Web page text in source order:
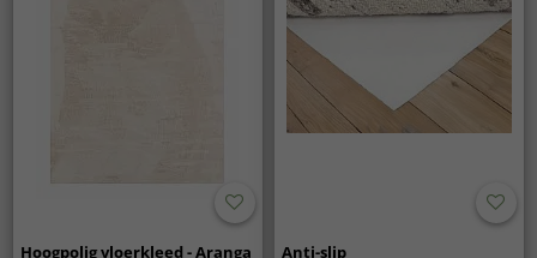
Hoogpolig vloerkleed - Aranga
Anti-slip